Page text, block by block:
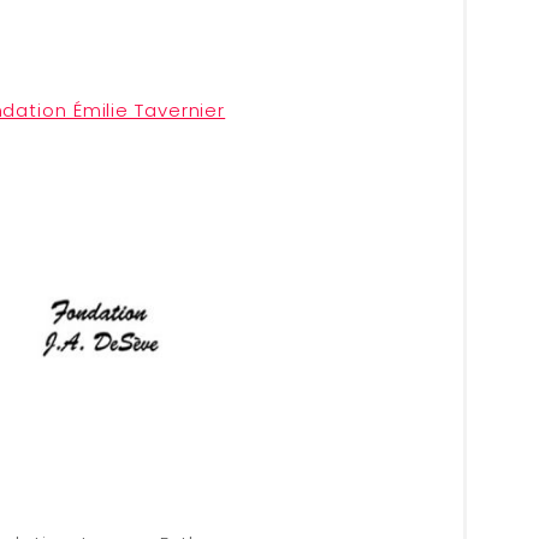
Émilie Tavernier